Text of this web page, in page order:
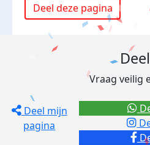
Deel deze pagina
Deel mijn
pagina
Vraag veilig